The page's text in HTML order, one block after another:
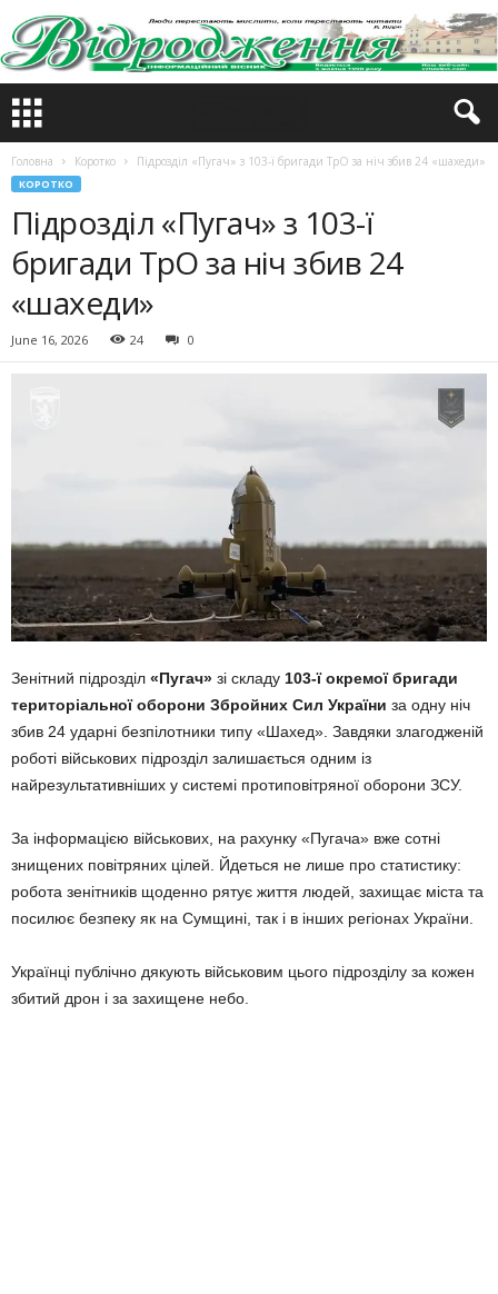
Головна Коротко Підрозділ «Пугач» з 103-ї бригади ТрО за ніч збив 24 «шахеди»
КОРОТКО
Підрозділ «Пугач» з 103-ї
бригади ТрО за ніч збив 24
«шахеди»
June 16, 2026 24 0
Зенітний підрозділ «Пугач» зі складу 103-ї окремої бригади
територіальної оборони Збройних Сил України за одну ніч
збив 24 ударні безпілотники типу «Шахед». Завдяки злагодженій
роботі військових підрозділ залишається одним із
найрезультативніших у системі протиповітряної оборони ЗСУ.
За інформацією військових, на рахунку «Пугача» вже сотні
знищених повітряних цілей. Йдеться не лише про статистику:
робота зенітників щоденно рятує життя людей, захищає міста та
посилює безпеку як на Сумщині, так і в інших регіонах України.
Українці публічно дякують військовим цього підрозділу за кожен
збитий дрон і за захищене небо.